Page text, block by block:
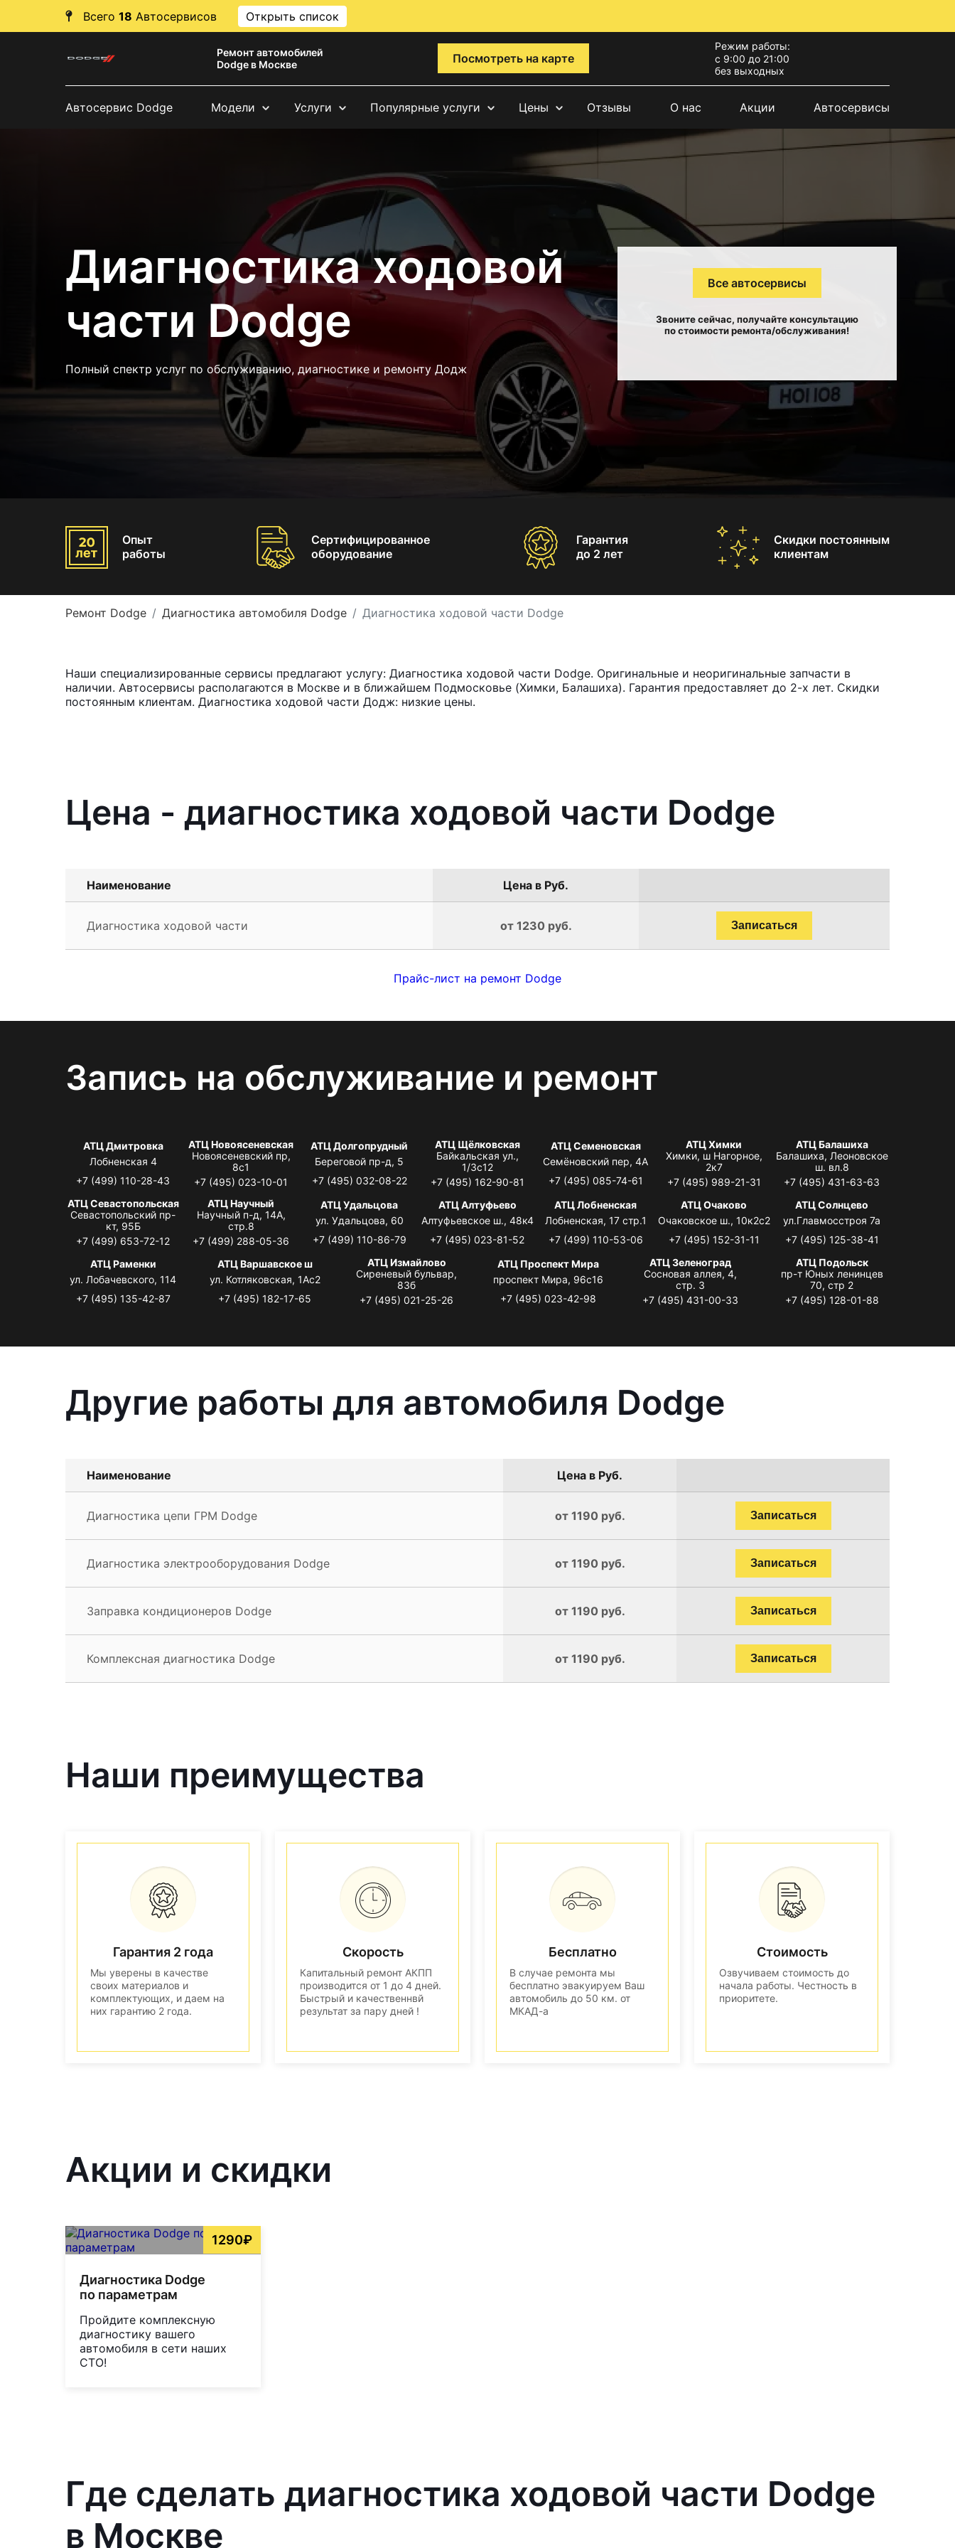
Всего 18 Автосервисов Открыть список
Ремонт автомобилей
Dodge в Москве
Посмотреть на карте
Режим работы:
с 9:00 до 21:00
без выходных
Автосервис Dodge Модели Услуги Популярные услуги Цены Отзывы О нас Акции Автосервисы
Диагностика ходовой
части Dodge
Полный спектр услуг по обслуживанию, диагностике и ремонту Додж
Все автосервисы
Звоните сейчас, получайте консультацию
по стоимости ремонта/обслуживания!
Опыт
работы
Сертифицированное
оборудование
Гарантия
до 2 лет
Скидки постоянным
клиентам
Ремонт Dodge Диагностика автомобиля Dodge Диагностика ходовой части Dodge
Наши специализированные сервисы предлагают услугу: Диагностика ходовой части Dodge. Оригинальные и неоригинальные запчасти в
наличии. Автосервисы располагаются в Москве и в ближайшем Подмосковье (Химки, Балашиха). Гарантия предоставляет до 2-х лет. Скидки
постоянным клиентам. Диагностика ходовой части Додж: низкие цены.
Цена - диагностика ходовой части Dodge
Наименование Цена в Руб.
Диагностика ходовой части от 1230 руб. Записаться
Прайс-лист на ремонт Dodge
Запись на обслуживание и ремонт
АТЦ Дмитровка
Лобненская 4
+7 (499) 110-28-43
АТЦ Новоясеневская
Новоясеневский пр,
8с1
+7 (495) 023-10-01
АТЦ Долгопрудный
Береговой пр-д, 5
+7 (495) 032-08-22
АТЦ Щёлковская
Байкальская ул.,
1/3с12
+7 (495) 162-90-81
АТЦ Семеновская
Семёновский пер, 4А
+7 (495) 085-74-61
АТЦ Химки
Химки, ш Нагорное,
2к7
+7 (495) 989-21-31
АТЦ Балашиха
Балашиха, Леоновское
ш. вл.8
+7 (495) 431-63-63
АТЦ Севастопольская
Севастопольский пр-
кт, 95Б
+7 (499) 653-72-12
АТЦ Научный
Научный п-д, 14А,
стр.8
+7 (499) 288-05-36
АТЦ Удальцова
ул. Удальцова, 60
+7 (499) 110-86-79
АТЦ Алтуфьево
Алтуфьевское ш., 48к4
+7 (495) 023-81-52
АТЦ Лобненская
Лобненская, 17 стр.1
+7 (499) 110-53-06
АТЦ Очаково
Очаковское ш., 10к2с2
+7 (495) 152-31-11
АТЦ Солнцево
ул.Главмосстроя 7а
+7 (495) 125-38-41
АТЦ Раменки
ул. Лобачевского, 114
+7 (495) 135-42-87
АТЦ Варшавское ш
ул. Котляковская, 1Ас2
+7 (495) 182-17-65
АТЦ Измайлово
Сиреневый бульвар,
83б
+7 (495) 021-25-26
АТЦ Проспект Мира
проспект Мира, 96с16
+7 (495) 023-42-98
АТЦ Зеленоград
Сосновая аллея, 4,
стр. 3
+7 (495) 431-00-33
АТЦ Подольск
пр-т Юных ленинцев
70, стр 2
+7 (495) 128-01-88
Другие работы для автомобиля Dodge
Наименование Цена в Руб.
Диагностика цепи ГРМ Dodge от 1190 руб. Записаться
Диагностика электрооборудования Dodge от 1190 руб. Записаться
Заправка кондиционеров Dodge от 1190 руб. Записаться
Комплексная диагностика Dodge от 1190 руб. Записаться
Наши преимущества
Гарантия 2 года
Мы уверены в качестве
своих материалов и
комплектующих, и даем на
них гарантию 2 года.
Скорость
Капитальный ремонт АКПП
производится от 1 до 4 дней.
Быстрый и качественнвй
результат за пару дней !
Бесплатно
В случае ремонта мы
бесплатно эвакуируем Ваш
автомобиль до 50 км. от
МКАД-а
Стоимость
Озвучиваем стоимость до
начала работы. Честность в
приоритете.
Акции и скидки
1290₽
Диагностика Dodge
по параметрам
Пройдите комплексную
диагностику вашего
автомобиля в сети наших
СТО!
Где сделать диагностика ходовой части Dodge
в Москве